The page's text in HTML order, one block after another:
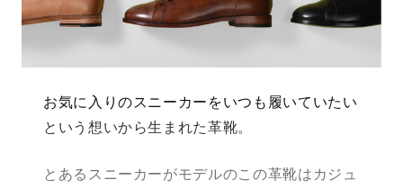
お気に入りのスニーカーをいつも履いていたい
という想いから生まれた革靴。
とあるスニーカーがモデルのこの革靴はカジュ